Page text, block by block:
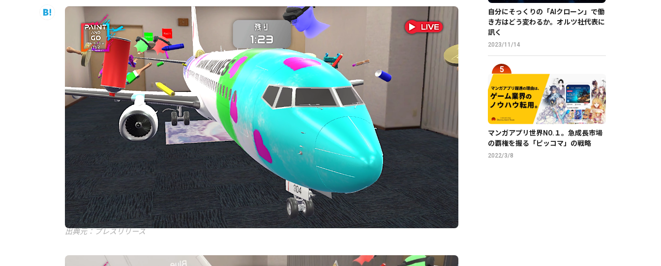
出典元：プレスリリース
自分にそっくりの「AIクローン」で働
き方はどう変わるか。オルツ社代表に
訊く
2023/11/14
マンガアプリ世界NO.１。急成長市場
の覇権を握る「ピッコマ」の戦略
2022/3/8